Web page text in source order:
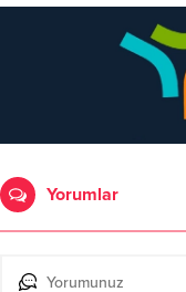
Yorumlar